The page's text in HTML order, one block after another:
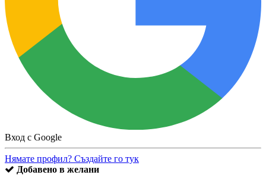
Вход с Google
Нямате профил? Създайте го тук
Добавено в желани